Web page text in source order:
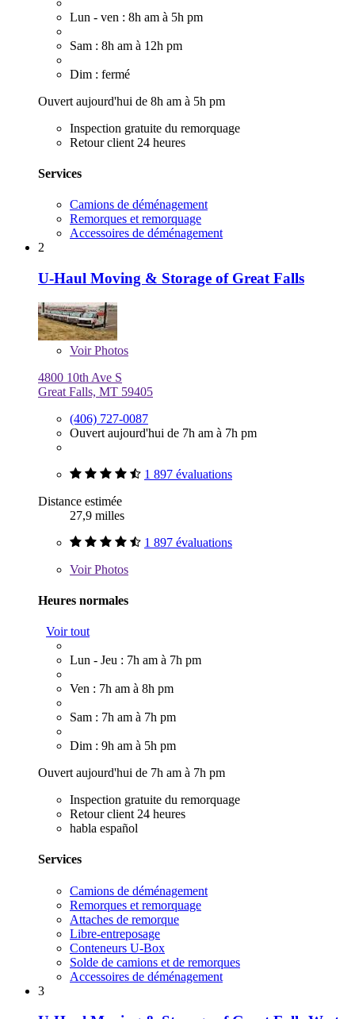
Lun - ven : 8h am à 5h pm
Sam : 8h am à 12h pm
Dim : fermé
Ouvert aujourd'hui de 8h am à 5h pm
Inspection gratuite du remorquage
Retour client 24 heures
Services
Camions de déménagement
Remorques et remorquage
Accessoires de déménagement
2
U-Haul Moving & Storage of Great Falls
VoirPhotos
4800 10th Ave S
Great Falls, MT 59405
(406) 727-0087
Ouvert aujourd'hui de 7h am à 7h pm
1 897 évaluations
Distance estimée
27,9 milles
1 897 évaluations
VoirPhotos
Heures normales
Voir tout
Lun - Jeu : 7h am à 7h pm
Ven : 7h am à 8h pm
Sam : 7h am à 7h pm
Dim : 9h am à 5h pm
Ouvert aujourd'hui de 7h am à 7h pm
Inspection gratuite du remorquage
Retour client 24 heures
habla español
Services
Camions de déménagement
Remorques et remorquage
Attaches de remorque
Libre-entreposage
Conteneurs U-Box
Solde de camions et de remorques
Accessoires de déménagement
3